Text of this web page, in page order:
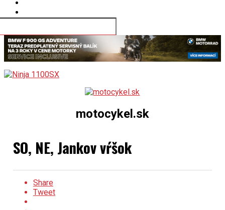
motocykel.sk
SO, NE, Jankov vŕšok
Share
Tweet